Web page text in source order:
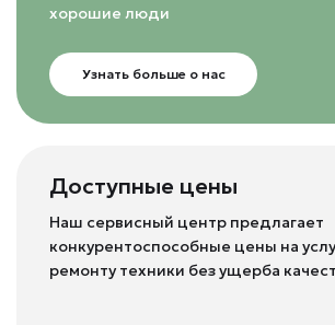
хорошие люди
Узнать больше о нас
Доступные цены
Наш сервисный центр предлагает
конкурентоспособные цены на
ремонту техники без ущерба